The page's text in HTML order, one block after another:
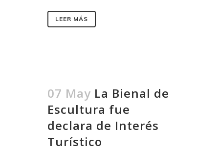
LEER MÁS
07 May La Bienal de
Escultura fue
declara de Interés
Turístico